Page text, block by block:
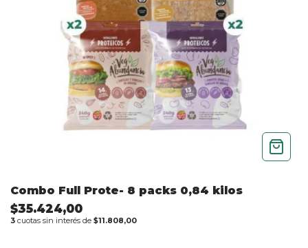
Combo Full Prote- 8 packs 0,84 kilos
$35.424,00
3 cuotas sin interés de $11.808,00